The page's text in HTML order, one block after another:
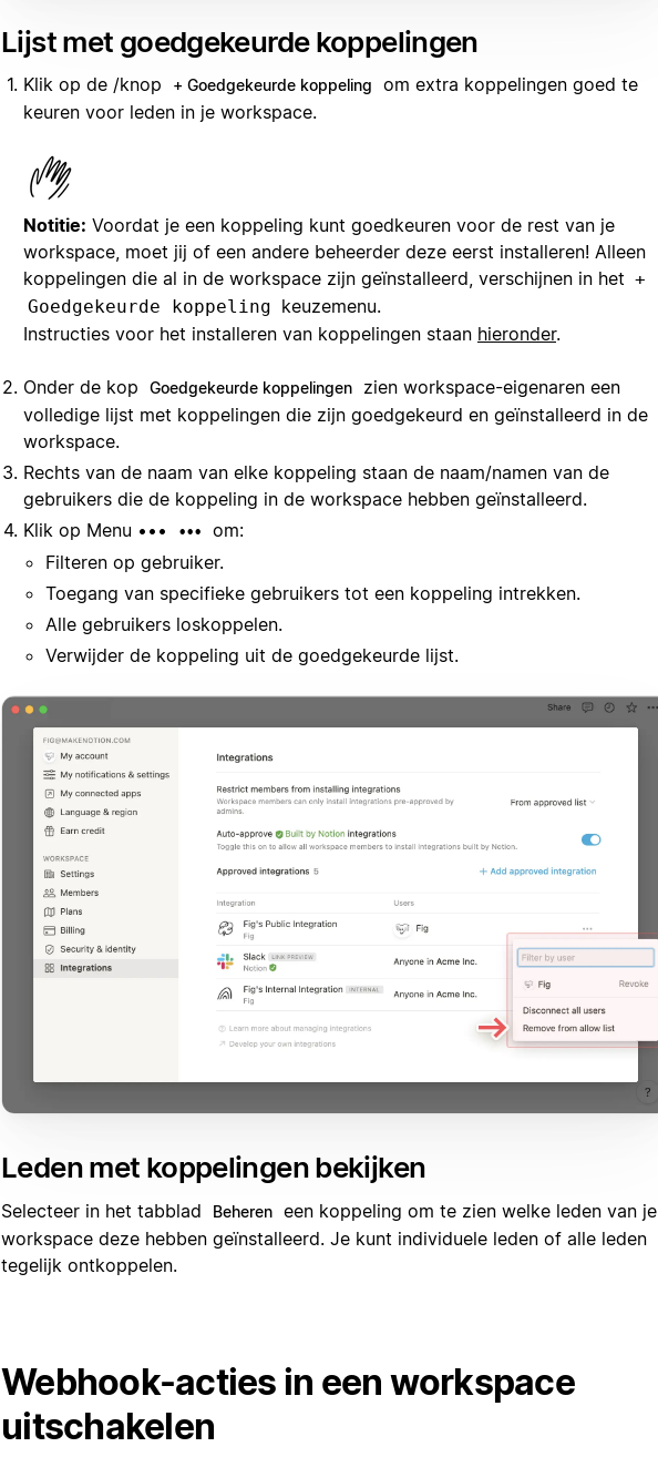
Lijst met goedgekeurde koppelingen
Klik op de /knop + Goedgekeurde koppeling
om extra koppelingen goed te
keuren voor leden in je workspace.
Notitie: Voordat je een koppeling kunt goedkeuren voor de rest van je
workspace, moet jij of een andere beheerder deze eerst installeren! Alleen
koppelingen die al in de workspace zijn geïnstalleerd, verschijnen in het +
Goedgekeurde koppeling keuzemenu.
Instructies voor het installeren van koppelingen staan hieronder.
Onder de kop Goedgekeurde koppelingen
zien workspace-eigenaren een
volledige lijst met koppelingen die zijn goedgekeurd en geïnstalleerd in de
workspace.
Rechts van de naam van elke koppeling staan de naam/namen van de
gebruikers die de koppeling in de workspace hebben geïnstalleerd.
Klik op Menu •••
•••
om:
Filteren op gebruiker.
Toegang van specifieke gebruikers tot een koppeling intrekken.
Alle gebruikers loskoppelen.
Verwijder de koppeling uit de goedgekeurde lijst.
Leden met koppelingen bekijken
Selecteer in het tabblad Beheren een koppeling om te zien welke leden van je
workspace deze hebben geïnstalleerd. Je kunt individuele leden of alle leden
tegelijk ontkoppelen.
Webhook-acties in een workspace
uitschakelen